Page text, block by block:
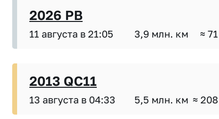
2026 PB
11 августа в 21:05 3,9 млн. км ≈
2013 QC11
13 августа в 04:33 5,5 млн. км ≈